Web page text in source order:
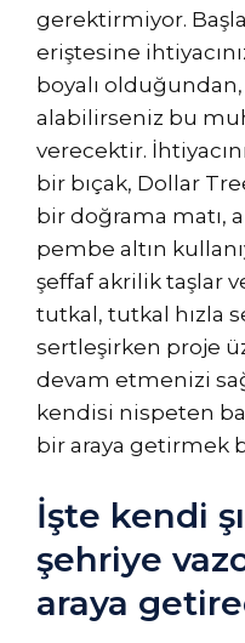
gerektirmiyor.
eriştesine
boyalı
alabilirseniz bu
verecektir.
bir bıçak, Dollar
bir doğrama matı,
pembe altın
şeffaf akrilik taşlar ve
tutkal, tutkal hızla
sertleşirken proje
devam etmenizi
kendisi nispeten
bir araya getirmek
İşte kendi
şehriye
araya